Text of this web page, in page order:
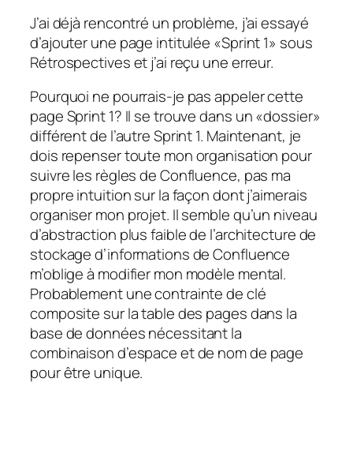
J’ai déjà rencontré un problème, j’ai essayé
d’ajouter une page intitulée «Sprint 1» sous
Rétrospectives et j’ai reçu une erreur.
Pourquoi ne pourrais-je pas appeler cette
page Sprint 1? Il se trouve dans un «dossier»
différent de l’autre Sprint 1. Maintenant, je
dois repenser toute mon organisation pour
suivre les règles de Confluence, pas ma
propre intuition sur la façon dont j’aimerais
organiser mon projet. Il semble qu’un niveau
d’abstraction plus faible de l’architecture de
stockage d’informations de Confluence
m’oblige à modifier mon modèle mental.
Probablement une contrainte de clé
composite sur la table des pages dans la
base de données nécessitant la
combinaison d’espace et de nom de page
pour être unique.